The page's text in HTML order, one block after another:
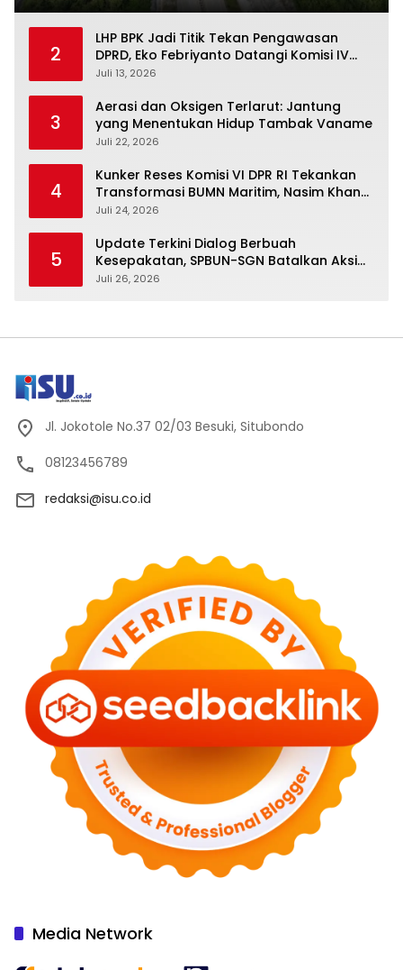
2
LHP BPK Jadi Titik Tekan Pengawasan
DPRD, Eko Febriyanto Datangi Komisi IV
dan Ajak Dewan Kembali Berpijak pada
Juli 13, 2026
3
Aerasi dan Oksigen Terlarut: Jantung
yang Menentukan Hidup Tambak Vaname
Juli 22, 2026
4
Kunker Reses Komisi VI DPR RI Tekankan
Transformasi BUMN Maritim, Nasim Khan
Kawal Penguatan Sektor Laut
Juli 24, 2026
5
Update Terkini Dialog Berbuah
Kesepakatan, SPBUN-SGN Batalkan Aksi
Nasional Setelah Holding Penuhi Sejumlah
Juli 26, 2026
Jl. Jokotole No.37 02/03 Besuki, Situbondo
08123456789
redaksi@isu.co.id
Media Network